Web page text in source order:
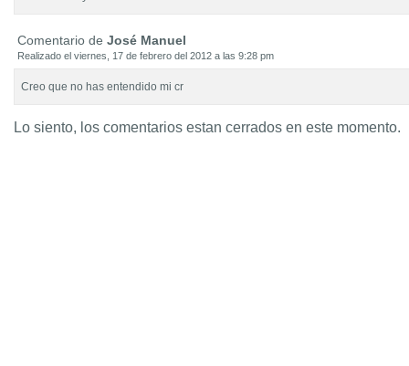
Comentario de José Manuel
Realizado el viernes, 17 de febrero del 2012 a las 9:28 pm
Creo que no has entendido mi cr
Lo siento, los comentarios estan cerrados en este momento.